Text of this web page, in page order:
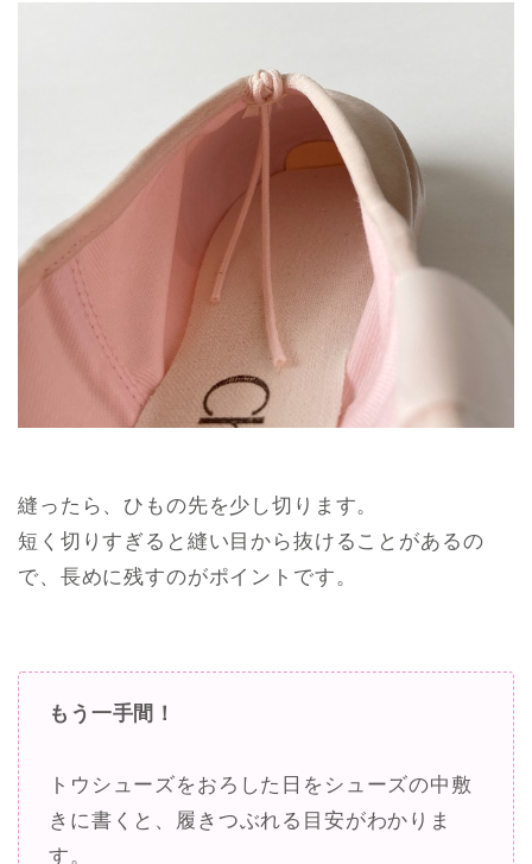
縫ったら、ひもの先を少し切ります。
短く切りすぎると縫い目から抜けることがあるの
で、長めに残すのがポイントです。
もう一手間！
トウシューズをおろした日をシューズの中敷
きに書くと、履きつぶれる目安がわかりま
す。